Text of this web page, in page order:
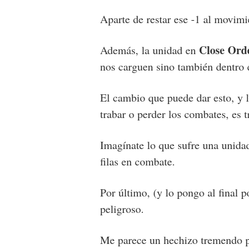
Aparte de restar ese -1 al
Además, la unidad en Close
nos carguen sino también dentro
El cambio que puede dar esto, y
trabar o perder los combates, es
Imagínate lo que sufre una
filas en combate.
Por último, (y lo pongo al final
peligroso.
Me parece un hechizo tremendo